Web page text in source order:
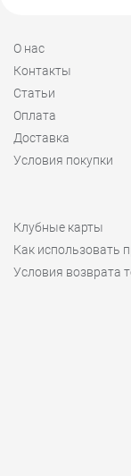
О нас
Контакты
Статьи
Оплата
Доставка
Условия покупки
Клубные карты
Как использовать
Условия возврата